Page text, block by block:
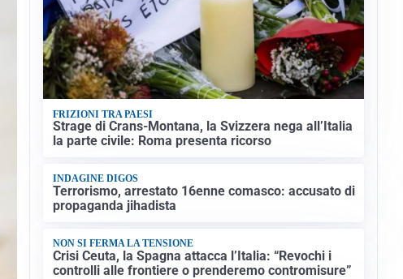
FRIZIONI TRA PAESI
Strage di Crans-Montana, la Svizzera nega all’Italia
la parte civile: Roma presenta ricorso
INDAGINE DIGOS
Terrorismo, arrestato 16enne comasco: accusato di
propaganda jihadista
NON SI FERMA LA TENSIONE
Crisi Ceuta, la Spagna attacca l’Italia: “Revochi i
controlli alle frontiere o prenderemo contromisure”